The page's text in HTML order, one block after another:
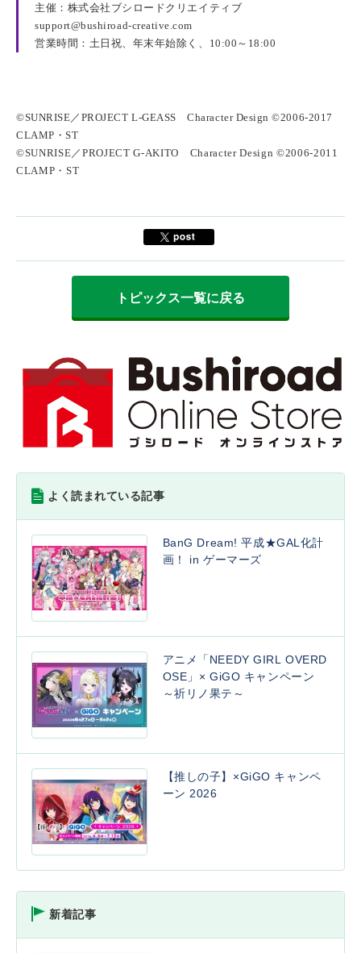
主催：株式会社ブシロードクリエイティブ
support@bushiroad-creative.com
営業時間：土日祝、年末年始除く、10:00～18:00
©SUNRISE／PROJECT L-GEASS Character Design ©2006-2017
CLAMP・ST
©SUNRISE／PROJECT G-AKITO Character Design ©2006-2011
CLAMP・ST
トピックス一覧に戻る
よく読まれている記事
BanG Dream! 平成★GAL化計
画！ in ゲーマーズ
アニメ「NEEDY GIRL OVERD
OSE」× GiGO キャンペーン
～祈リノ果テ～
【推しの子】×GiGO キャンペ
ーン 2026
新着記事